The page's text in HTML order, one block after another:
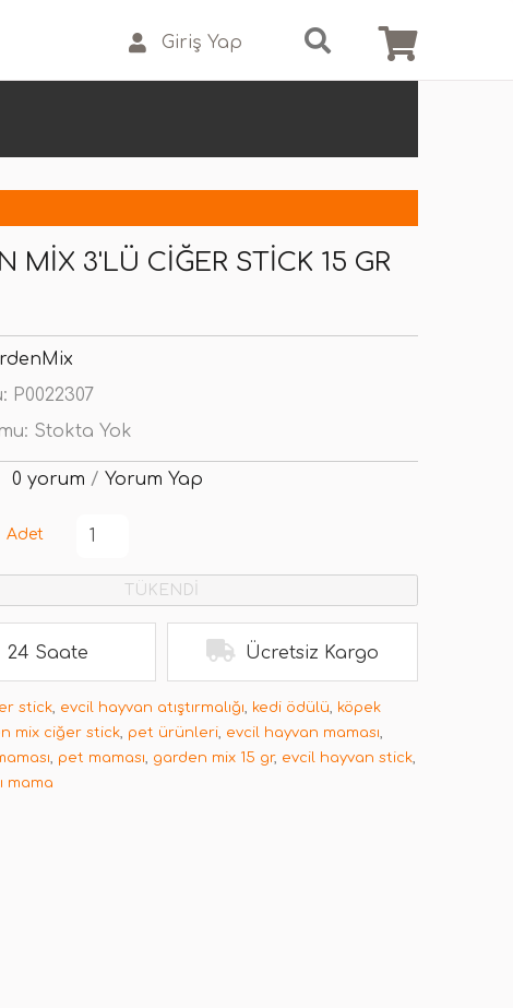
Giriş Yap
MIX 3'LÜ CIĞER STICK 15 GR
P0022307
Stokta Yok
0 yorum / Yorum Yap
Adet
TÜKENDİ
24 Saate Ücretsiz Kargo
stick, evcil hayvan atıştırmalığı, kedi ödülü, köpek
mix ciğer stick, pet ürünleri, evcil hayvan maması,
, pet maması, garden mix 15 gr, evcil hayvan stick,
mama